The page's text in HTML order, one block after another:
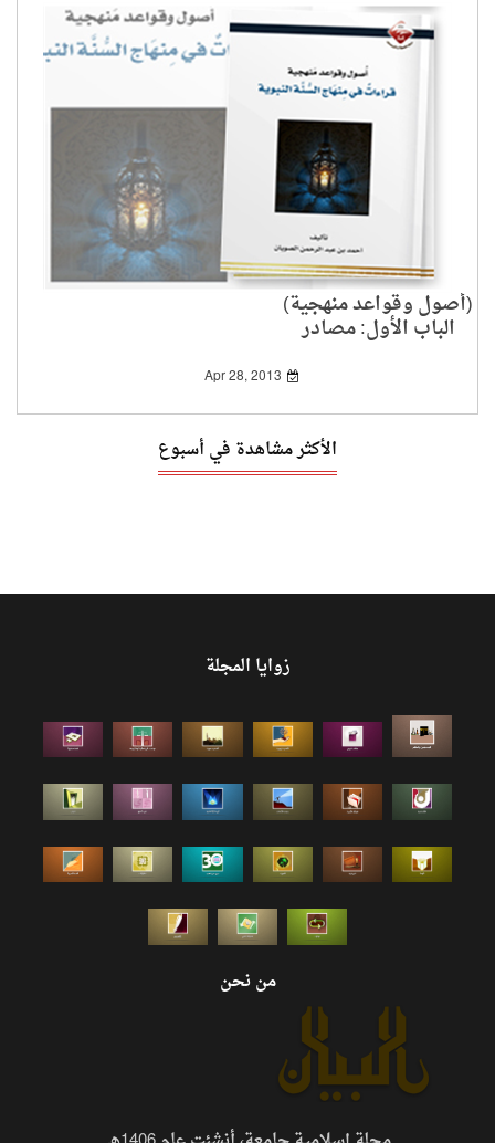
(أصول وقواعد منهجية)
الباب الأول: مصادر
الاستدلال والتلقي بين
Apr 28, 2013
الأكثر مشاهدة في أسبوع
زوايا المجلة
من نحن